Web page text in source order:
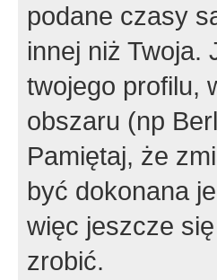
podane czasy
innej niż Twoja.
twojego profilu,
obszaru (np
Pamiętaj, że
być dokonana
więc jeszcze
zrobić.